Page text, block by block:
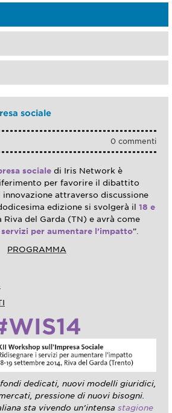
sociale
0 commenti
sociale di Iris Network è
per favorire il dibattito
innovazione attraverso discussione
edizione si svolgerà il 18 e
Riva del Garda (TN) e avrà come
per aumentare l’impatto”.
PROGRAMMA
dedicati, nuovi modelli giuridici,
pressione di nuovi bisogni.
sta vivendo un’intensa stagione